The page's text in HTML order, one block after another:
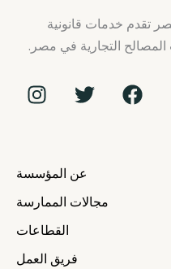
تقدم خدمات قانونية
التجارية في مصر.
F
a
T
w
t
e
r
I
n
g
r
a
m
عن المؤسسة
مجالات الممارسة
القطاعات
فريق العمل